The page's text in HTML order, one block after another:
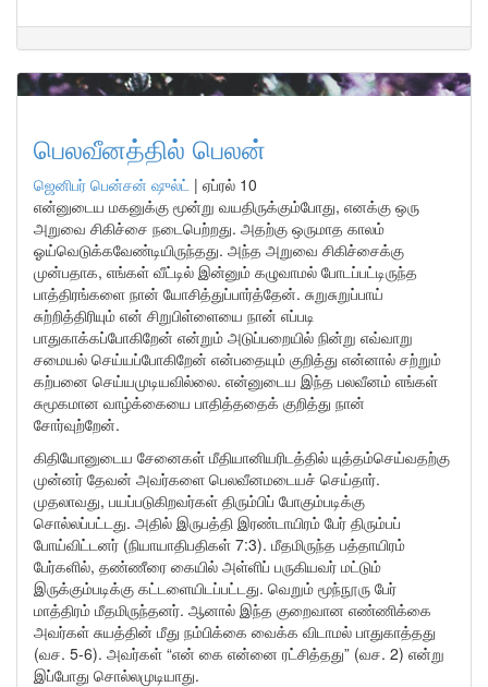
பெலவீனத்தில் பெலன்
ஜெனிபர் பென்சன் ஷுல்ட் | ஏப்ரல் 10
என்னுடைய மகனுக்கு மூன்று வயதிருக்கும்போது, எனக்கு ஒரு
அறுவை சிகிச்சை நடைபெற்றது. அதற்கு ஒருமாத காலம்
ஓய்வெடுக்கவேண்டியிருந்தது. அந்த அறுவை சிகிச்சைக்கு
முன்பதாக, எங்கள் வீட்டில் இன்னும் கழுவாமல் போடப்பட்டிருந்த
பாத்திரங்களை நான் யோசித்துப்பார்த்தேன். சுறுசுறுப்பாய்
சுற்றித்திரியும் என் சிறுபிள்ளையை நான் எப்படி
பாதுகாக்கப்போகிறேன் என்றும் அடுப்பறையில் நின்று எவ்வாறு
சமையல் செய்யப்போகிறேன் என்பதையும் குறித்து என்னால் சற்றும்
கற்பனை செய்யமுடியவில்லை. என்னுடைய இந்த பலவீனம் எங்கள்
சுமூகமான வாழ்க்கையை பாதித்ததைக் குறித்து நான்
சோர்வுற்றேன்.
கிதியோனுடைய சேனைகள் மீதியானியரிடத்தில் யுத்தம்செய்வதற்கு
முன்னர் தேவன் அவர்களை பெலவீனமடையச் செய்தார்.
முதலாவது, பயப்படுகிறவர்கள் திரும்பிப் போகும்படிக்கு
சொல்லப்பட்டது. அதில் இருபத்தி இரண்டாயிரம் பேர் திரும்பப்
போய்விட்டனர் (நியாயாதிபதிகள் 7:3). மீதமிருந்த பத்தாயிரம்
பேர்களில், தண்ணீரை கையில் அள்ளிப் பருகியவர் மட்டும்
இருக்கும்படிக்கு கட்டளையிடப்பட்டது. வெறும் மூந்நூரு பேர்
மாத்திரம் மீதமிருந்தனர். ஆனால் இந்த குறைவான எண்ணிக்கை
அவர்கள் சுயத்தின் மீது நம்பிக்கை வைக்க விடாமல் பாதுகாத்தது
(வச. 5-6). அவர்கள் “என் கை என்னை ரட்சித்தது” (வச. 2) என்று
இப்போது சொல்லமுடியாது.